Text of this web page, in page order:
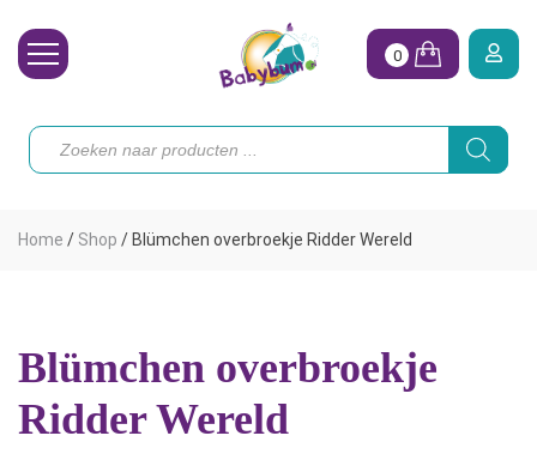
Toebehoren
Onze merken
Hoe begin ik?
0
Producten
zoeken
Home / Shop / Blümchen overbroekje Ridder Wereld
Blümchen overbroekje
Ridder Wereld